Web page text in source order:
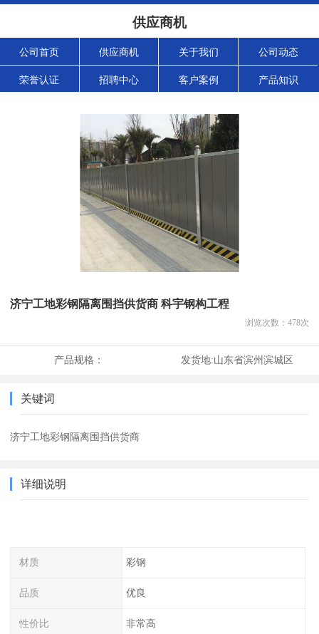
供应商机
公司首页 供应商机 关于我们 公司动态
荣誉认证 招聘中心 客户案例 产品知识
济宁工地彩钢隔离围挡供货商 科宇钢构工程
浏览次数： 478次
产品规格： 发货地:山东省滨州滨城区
关键词
济宁工地彩钢隔离围挡供货商
详细说明
材质 彩钢
品质 优良
性价比 非常高